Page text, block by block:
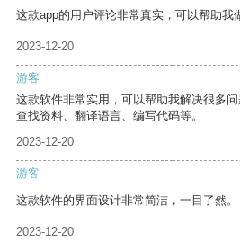
这款app的用户评论非常真实，可以帮助我
2023-12-20
游客
这款软件非常实用，可以帮助我解决很多
查找资料、翻译语言、编写代码等。
2023-12-20
游客
这款软件的界面设计非常简洁，一目了然。
2023-12-20